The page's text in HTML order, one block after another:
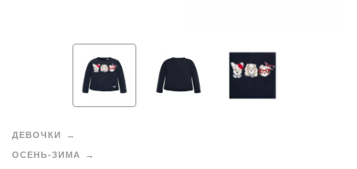
ДЕВОЧКИ
ОСЕНЬ-ЗИМА